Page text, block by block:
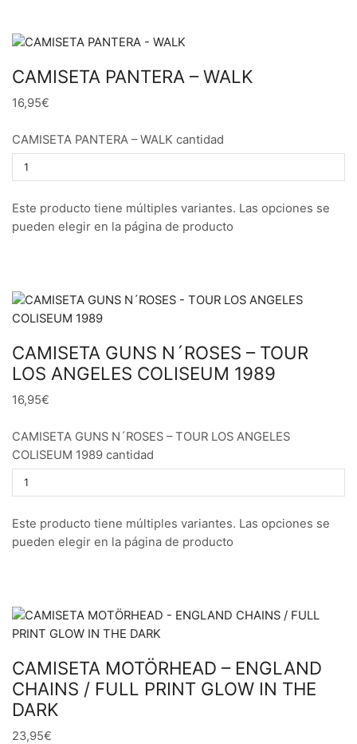
CAMISETA PANTERA – WALK
16,95€
CAMISETA PANTERA – WALK cantidad
Este producto tiene múltiples variantes. Las opciones se
pueden elegir en la página de producto
CAMISETA GUNS N´ROSES – TOUR
LOS ANGELES COLISEUM 1989
16,95€
CAMISETA GUNS N´ROSES – TOUR LOS ANGELES
COLISEUM 1989 cantidad
Este producto tiene múltiples variantes. Las opciones se
pueden elegir en la página de producto
CAMISETA MOTÖRHEAD – ENGLAND
CHAINS / FULL PRINT GLOW IN THE
DARK
23,95€